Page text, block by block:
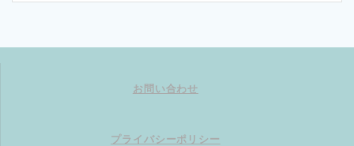
お問い合わせ
プライバシーポリシー